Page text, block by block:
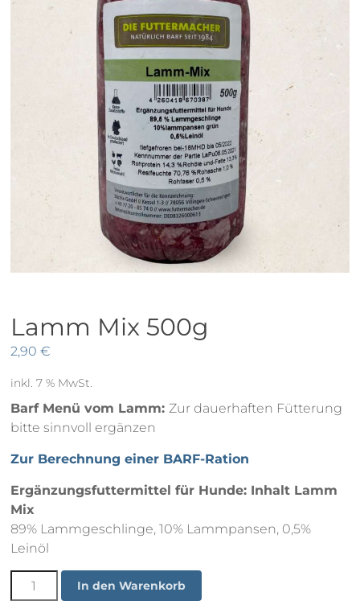
Lamm Mix 500g
2,90€
inkl. 7 % MwSt.
Barf Menü vom Lamm:Zur dauerhaften Fütterung
bitte sinnvoll ergänzen
Zur Berechnung einer BARF-Ration
Ergänzungsfuttermittel für Hunde: Inhalt Lamm
Mix
89% Lammgeschlinge, 10% Lammpansen, 0,5%
Leinöl
Lamm
In den Warenkorb